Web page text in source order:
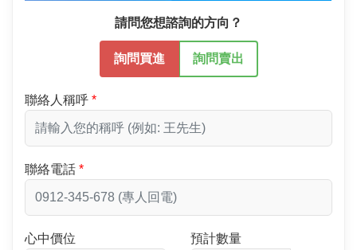
請問您想諮詢的方向？
詢問買進 詢問賣出
聯絡人稱呼
聯絡電話
心中價位
預計數量